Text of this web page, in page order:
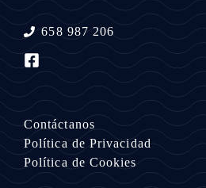
658 987 206
Contáctanos
Política de Privacidad
Política de Cookies